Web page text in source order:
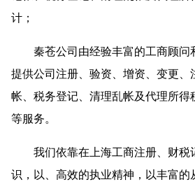
计；
秦苍公司由经验丰富的工商顾问
提供公司注册、验资、增资、变更、
帐、税务登记、清理乱帐及代理所得
等服务。
我们依靠在上海工商注册、财税
识，以、高效的执业精神，以丰富的